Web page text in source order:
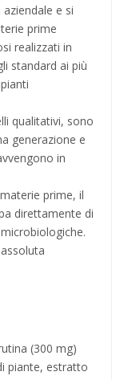
e si
prime
realizzati in
standard ai più
qualitativi, sono
generazione e
in
prime, il
direttamente di
(300 mg)
piante, estratto